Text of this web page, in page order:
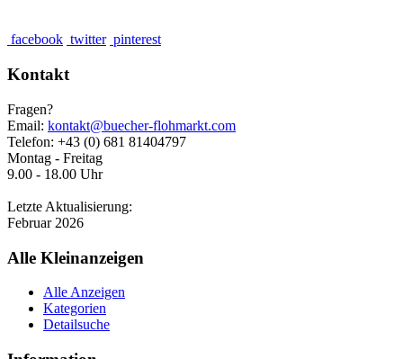
facebook twitter pinterest
Kontakt
Fragen?
Email: kontakt@buecher-flohmarkt.com
Telefon: +43 (0) 681 81404797
Montag - Freitag
9.00 - 18.00 Uhr
Letzte Aktualisierung:
Februar 2026
Alle Kleinanzeigen
Alle Anzeigen
Kategorien
Detailsuche